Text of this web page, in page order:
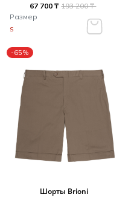
67 700 ₸ 193 200 ₸
Размер
S
-65%
Шорты Brioni